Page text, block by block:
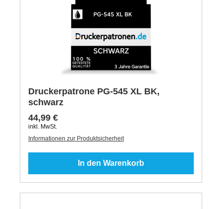
Druckerpatrone PG-545 XL BK,
schwarz
44,99 €
inkl. MwSt.
Informationen zur Produktsicherheit
In den Warenkorb